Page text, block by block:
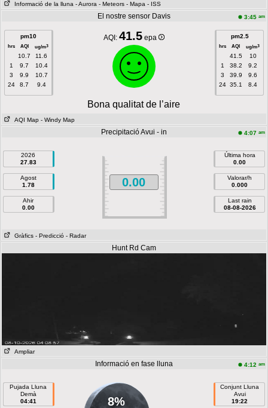
Informació de la lluna - Aurora - Meteors - Mapa - ISS
El nostre sensor Davis 3:45 am
pm10
hrs AQI ug/m3
10.7
11.6
1
9.7
10.4
3
9.9
10.7
24
8.7 9.4
AQI: 41.5 epa pm2.5
hrs AQI ug/m3
41.5
10
1
38.2
9.2
3
39.9
9.6
24 35.1 8.4
Bona qualitat de l’aire
AQI Map - Windy Map
Precipitació Avui - in 4:07 am
2026
27.83
Agost
1.78
Ahir
0.00
0.00
Última hora
0.00
Valorar/h
0.000
Last rain
08-08-2026
Gràfics - Predicció - Radar
Hunt Rd Cam
Ampliar
Informació en fase lluna 4:12 am
Pujada Lluna
Demà
04:41
8%
Conjunt Lluna
Avui
19:22